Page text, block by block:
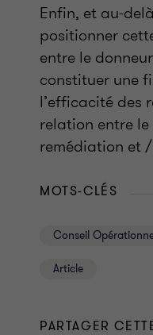
Enfin, et au-
positionner
entre le
constituer une
l’efficacité des
relation entre
remédiation et
MOTS-CLÉS
Conseil
Article
PARTAGER